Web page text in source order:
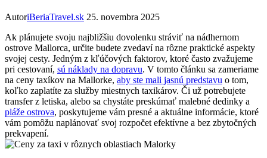
AutoriBeriaTravel.sk 25. novembra 2025
Ak plánujete svoju najbližšiu dovolenku stráviť na nádhernom
ostrove Mallorca, určite budete zvedaví na rôzne praktické aspekty
svojej cesty. Jedným z kľúčových faktorov, ktoré často zvažujeme
pri cestovaní, sú náklady na dopravu. V tomto článku sa zameriame
na ceny taxíkov na Mallorke, aby ste mali jasnú predstavu o tom,
koľko zaplatíte za služby miestnych taxikárov. Či už potrebujete
transfer z letiska, alebo sa chystáte preskúmať malebné dedinky a
pláže ostrova, poskytujeme vám presné a aktuálne informácie, ktoré
vám pomôžu naplánovať svoj rozpočet efektívne a bez zbytočných
prekvapení.